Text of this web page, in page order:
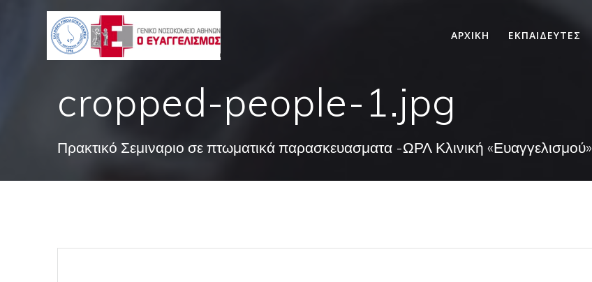
ΑΡΧΙΚΗ ΕΚΠΑΙΔΕΥΤΕΣ
cropped-people-1.jpg
Πρακτικό Σεμιναριο σε πτωματικά παρασκευασματα -ΩΡΛ Κλινική «Ευαγγελισμού»